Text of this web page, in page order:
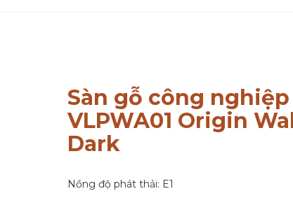
Sàn gỗ công nghiệp
VLPWA01 Origin
Dark
Nồng độ phát thải: E1